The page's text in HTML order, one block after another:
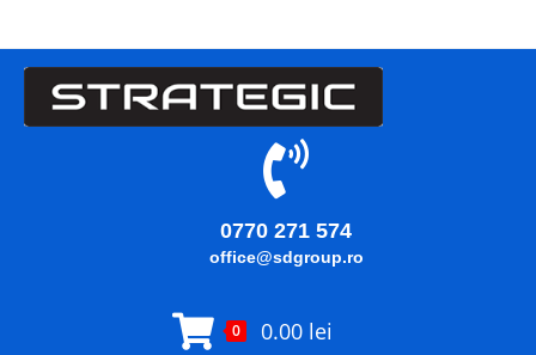
0770 271 574
office@sdgroup.ro
0 0.00 lei